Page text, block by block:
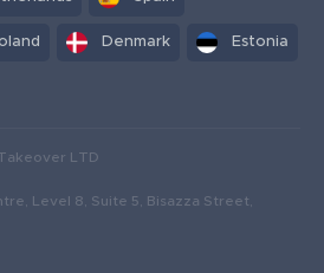
Denmark Estonia
LTD
Level 8, Suite 5, Bisazza Street,